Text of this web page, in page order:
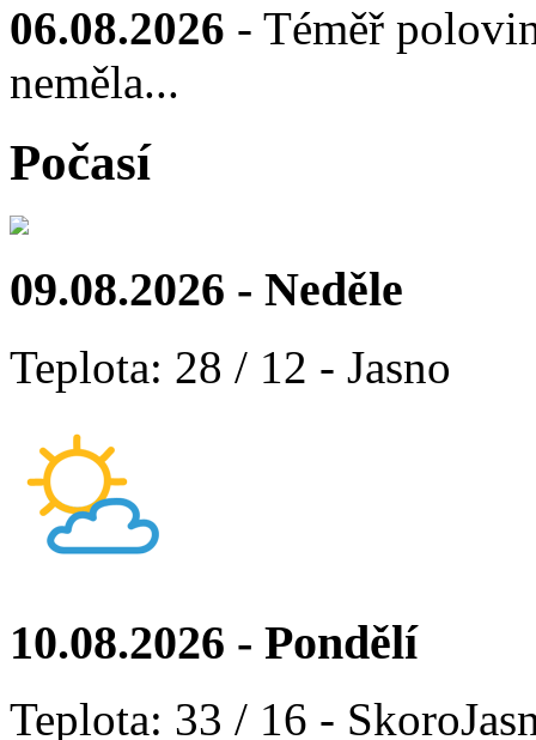
06.08.2026 - Téměř
neměla...
Počasí
09.08.2026 - Neděle
Teplota: 28 / 12 - Jasno
10.08.2026 - Pondělí
Teplota: 33 / 16 -